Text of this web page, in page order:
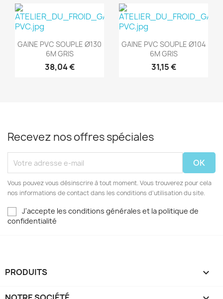
Aperçu rapide
GAINE PVC SOUPLE Ø130
6M GRIS
38,04 €
Aperçu rapide
GAINE PVC SOUPLE Ø104
6M GRIS
31,15 €
Recevez nos offres spéciales
Vous pouvez vous désinscrire à tout moment. Vous trouverez pour cela
nos informations de contact dans les conditions d'utilisation du site.
J'accepte les conditions générales et la politique de
confidentialité
PRODUITS 